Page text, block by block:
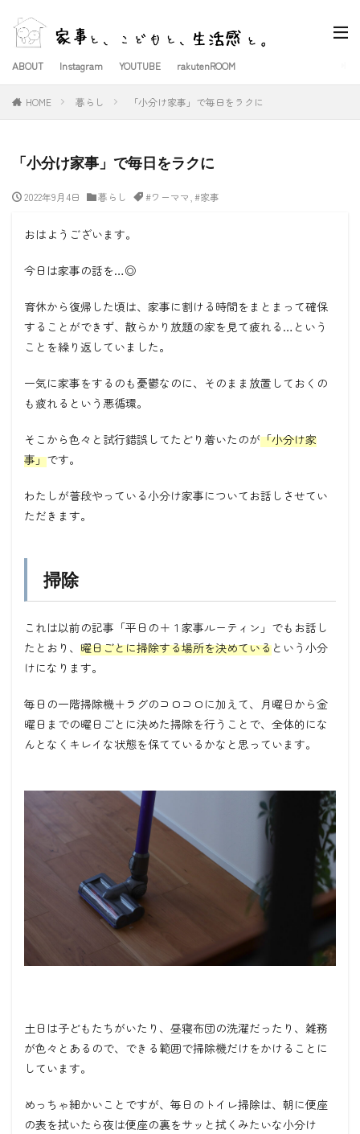
ABOUT Instagram YOUTUBE rakutenROOM
HOME 暮らし 「小分け家事」で毎日をラクに
「小分け家事」で毎日をラクに
2022年9月4日 暮らし #ワーママ #家事
おはようございます。
今日は家事の話を…◎
育休から復帰した頃は、家事に割ける時間をまとまって確保
することができず、散らかり放題の家を見て疲れる…という
ことを繰り返していました。
一気に家事をするのも憂鬱なのに、そのまま放置しておくの
も疲れるという悪循環。
そこから色々と試行錯誤してたどり着いたのが「小分け家
事」です。
わたしが普段やっている小分け家事についてお話しさせてい
ただきます。
掃除
これは以前の記事「平日の＋１家事ルーティン」でもお話し
たとおり、 曜日ごとに掃除する場所を決めているという小分
けになります。
毎日の一階掃除機＋ラグのコロコロに加えて、月曜日から金
曜日までの曜日ごとに決めた掃除を行うことで、全体的にな
んとなくキレイな状態を保てているかなと思っています。
土日は子どもたちがいたり、昼寝布団の洗濯だったり、雑務
が色々とあるので、できる範囲で掃除機だけをかけることに
しています。
めっちゃ細かいことですが、毎日のトイレ掃除は、朝に便座
の表を拭いたら夜は便座の裏をサッと拭くみたいな小分け